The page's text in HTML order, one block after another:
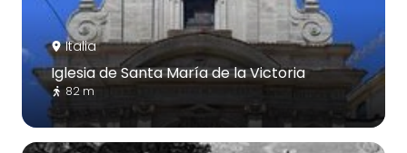
Italia
Iglesia de Santa María de la Victoria
82 m